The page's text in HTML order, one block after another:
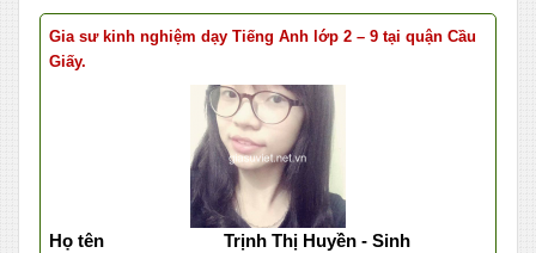
Gia sư kinh nghiệm dạy Tiếng Anh lớp 2 – 9 tại quận Cầu
Giấy.
Họ tên
Trịnh Thị Huyền - Sinh